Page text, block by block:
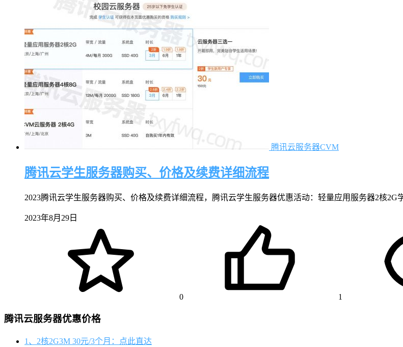
腾讯云服务器CVM
腾讯云学生服务器购买、价格及续费详细流程
2023腾讯云学生服务器购买、价格及续费详细流程，腾讯云学生服务器优惠活动：轻量应用服务器2核
2023年8月29日
0 1
腾讯云服务器优惠价格
1、2核2G3M 30元/3个月：点此直达